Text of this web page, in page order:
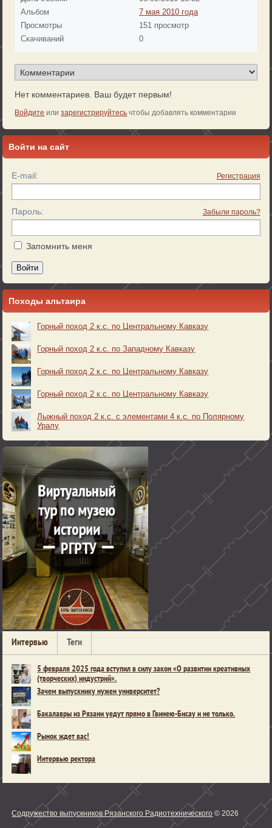
Альбом
7 мая 2010 года
Просмотры
151 просмотр
Скачиваний
0
Нет комментариев. Ваш будет первым!
Войдите илизарегистрируйтесь чтобы добавлять комментарии
Войти на сайт
E-mail: Регистрация
Пароль: Забыли пароль?
Запомнить меня
Войти
Походы альтаира
Горный поход 2 к.с. по Центральному Кавказу
Горный поход 2 к.с. по Западному Кавказу
Горный поход 2 к.с. по Центральному Кавказу
Горный поход 2 к.с. по Центральному Кавказу
Лыжный поход 2 к.с. с элементами 4 к.с. по Полярному
Уралу
Интервью Теги
5 февраля 2025 года вступил в силу закон «О развитии креативных
(творческих) индустрий».
Зачем выпускнику нужен университет?
Бакалавры из Рязани уедут прямо в Гвинею-Бисау и не только.
Рынок ждет вас!
Интервью ректора
Содружество выпускников Рязанского Радиотехнического © 2026